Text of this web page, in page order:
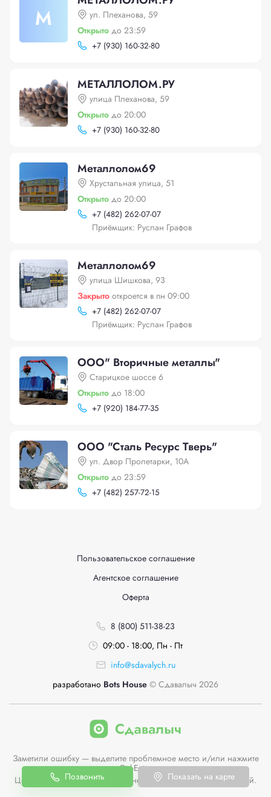
Позвонить Показать на карте
М
ул. Плеханова, 59
Открыто до 23:59
+7 (930) 160-32-80
МЕТАЛЛОЛОМ.РУ
улица Плеханова, 59
Открыто до 20:00
+7 (930) 160-32-80
Металлолом69
Хрустальная улица, 51
Открыто до 20:00
+7 (482) 262-07-07
Приёмщик: Руслан Графов
Металлолом69
улица Шишкова, 93
Закрыто откроется в пн 09:00
+7 (482) 262-07-07
Приёмщик: Руслан Графов
ООО" Вторичные металлы"
Cтарицкое шоссе 6
Открыто до 18:00
+7 (920) 184-77-35
ООО "Сталь Ресурс Тверь"
ул. Двор Пролетарки, 10А
Открыто до 23:59
+7 (482) 257-72-15
Пользовательское соглашение
Агентское соглашение
Оферта
8 (800) 511-38-23
09:00 - 18:00, Пн - Пт
info@sdavalych.ru
разработано Bots House © Сдавалыч 2026
Заметили ошибку — выделите проблемное место и/или нажмите
Ctrl-Enter
Цены пунктов приема на сайте не являются публичной офертой.